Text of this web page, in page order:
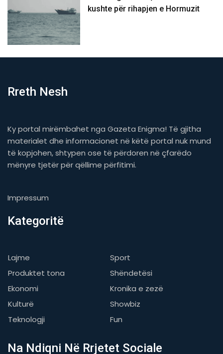
kushte për rihapjen e Hormuzit
Rreth Nesh
Ky portal mirëmbahet nga Gazeta Enigma! Të gjitha
materialet dhe informacionet në këtë portal nuk mund
të kopjohen, shtypen ose të përdoren në çfarëdo
mënyre tjetër për qëllime përfitimi.
Impressum
Kategoritë
Lajme
Sport
Produktet tona
Shëndetësi
Ekonomi
Kronika e zezë
Kulturë
Showbiz
Teknologji
Fun
Na Ndiqni Në Rrjetet Sociale